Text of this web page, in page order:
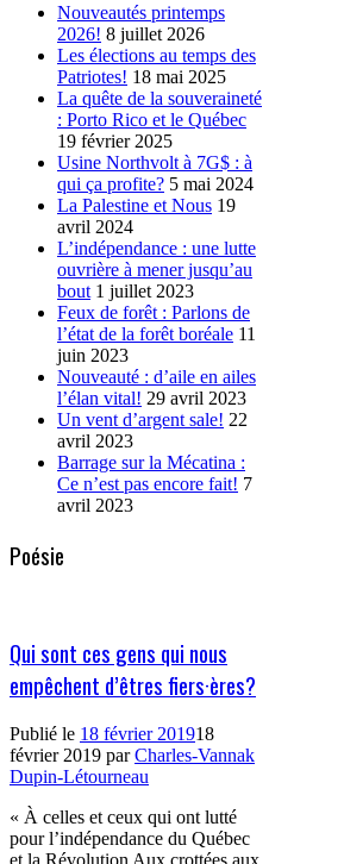
Nouveautés printemps
2026! 8 juillet 2026
Les élections au temps des
Patriotes! 18 mai 2025
La quête de la souveraineté
: Porto Rico et le Québec
19 février 2025
Usine Northvolt à 7G$ : à
qui ça profite? 5 mai 2024
La Palestine et Nous 19
avril 2024
L’indépendance : une lutte
ouvrière à mener jusqu’au
bout 1 juillet 2023
Feux de forêt : Parlons de
l’état de la forêt boréale 11
juin 2023
Nouveauté : d’aile en ailes
l’élan vital! 29 avril 2023
Un vent d’argent sale! 22
avril 2023
Barrage sur la Mécatina :
Ce n’est pas encore fait! 7
avril 2023
Poésie
Qui sont ces gens qui nous
empêchent d’êtres fiers·ères?
Publié le 18 février 201918
février 2019 parCharles-Vannak
Dupin-Létourneau
« À celles et ceux qui ont lutté
pour l’indépendance du Québec
et la Révolution Aux crottées aux